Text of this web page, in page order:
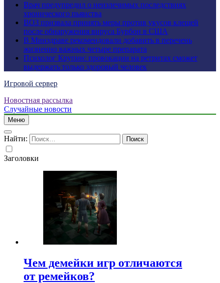
Врач предупредил о неизлечимых последствиях
хронического пьянства
ВОЗ призвала принять меры против укусов клещей
после обнаружения вируса Бурбон в США
В Минздраве рекомендовали добавить в перечень
жизненно важных четыре препарата
Психолог Крупин: провокации на ретритах сможет
выдержать только здоровый человек
Игровой сервер
Новостная рассылка
Случайные новости
Меню
Найти:
Заголовки
Чем демейки игр отличаются
от ремейков?